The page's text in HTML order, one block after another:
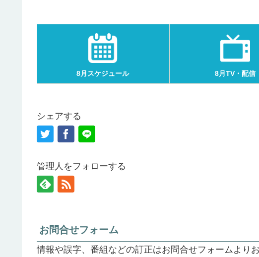
8月スケジュール 8月TV・配信
シェアする
管理人をフォローする
お問合せフォーム
情報や誤字、番組などの訂正はお問合せフォームより